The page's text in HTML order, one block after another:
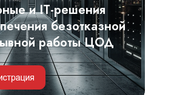
и IT-решения
безотказной
работы ЦОД